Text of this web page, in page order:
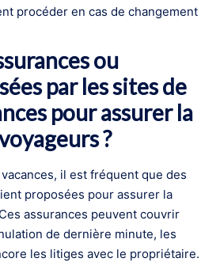
procéder en cas de changement
ou
par les sites de
pour assurer la
?
il est fréquent que des
proposées pour assurer la
assurances peuvent couvrir
de dernière minute, les
les litiges avec le propriétaire.